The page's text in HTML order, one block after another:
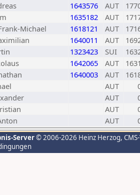
1643576 AUT
1635182 AUT
Michael 1618121 AUT
1640011 AUT
1323423 SUI
1642065 AUT
1640003 AUT
AUT
AUT
AUT
AUT
Server© 2006-2026 Heinz Herzog,